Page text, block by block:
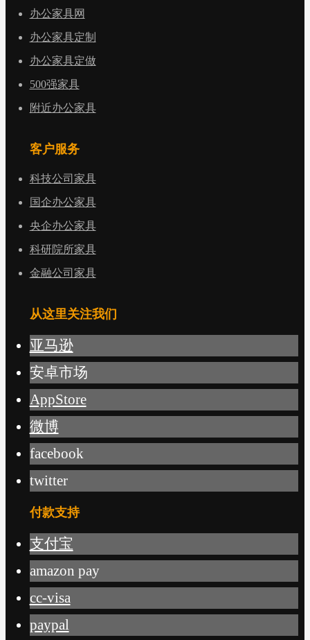
办公家具网
办公家具定制
办公家具定做
500强家具
附近办公家具
客户服务
科技公司家具
国企办公家具
央企办公家具
科研院所家具
金融公司家具
从这里关注我们
亚马逊
安卓市场
AppStore
微博
facebook
twitter
付款支持
支付宝
amazon pay
cc-visa
paypal